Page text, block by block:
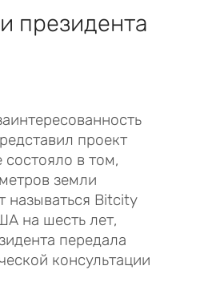
президента
проект
в том,
земли
называться Bitcity
на шесть лет,
передала
консультации